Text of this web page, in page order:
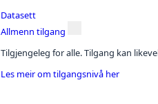
Datasett
Allmenn tilgang
Tilgjengeleg for alle. Tilgang kan
Les meir om tilgangsnivå her